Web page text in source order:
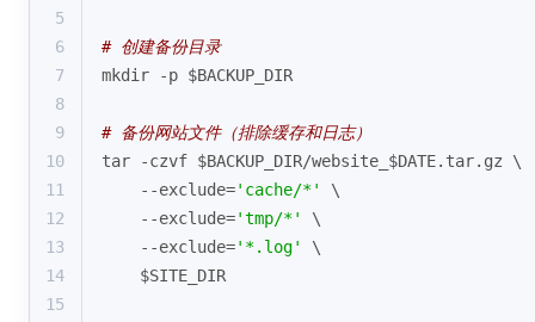
5
6
# 创建备份目录
7
mkdir -p $BACKUP_DIR
8
9
# 备份网站文件（排除缓存和日志）
10
tar -czvf $BACKUP_DIR/website_ $DATE.tar.gz \
11
    --exclude=
'cache/*'
\
12
    --exclude=
'tmp/*'
\
13
    --exclude=
'*.log'
\
14
$SITE_DIR
15